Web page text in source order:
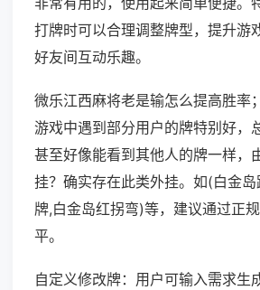
打牌时可以合理调整牌型，提升游
好友间互动乐趣。
微乐江西麻将老是输怎么提高胜率
游戏中遇到部分用户的牌特别好，
甚至好像能看到其他人的牌一样，
挂？确实存在此类外挂。如(白金
牌,白金岛红拐弯)等，建议通过正
平。
自定义修改牌：用户可输入需求生